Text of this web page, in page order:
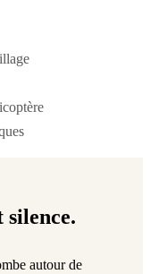
silence.
autour de